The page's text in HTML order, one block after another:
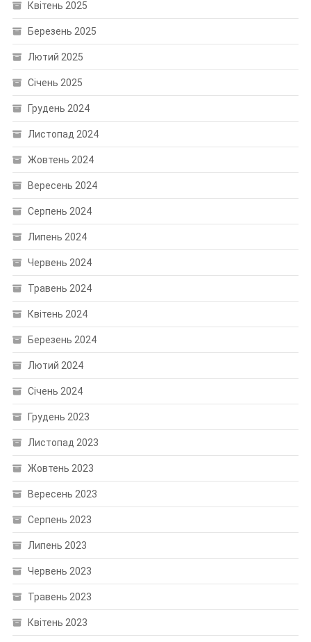
Квітень 2025
Березень 2025
Лютий 2025
Січень 2025
Грудень 2024
Листопад 2024
Жовтень 2024
Вересень 2024
Серпень 2024
Липень 2024
Червень 2024
Травень 2024
Квітень 2024
Березень 2024
Лютий 2024
Січень 2024
Грудень 2023
Листопад 2023
Жовтень 2023
Вересень 2023
Серпень 2023
Липень 2023
Червень 2023
Травень 2023
Квітень 2023